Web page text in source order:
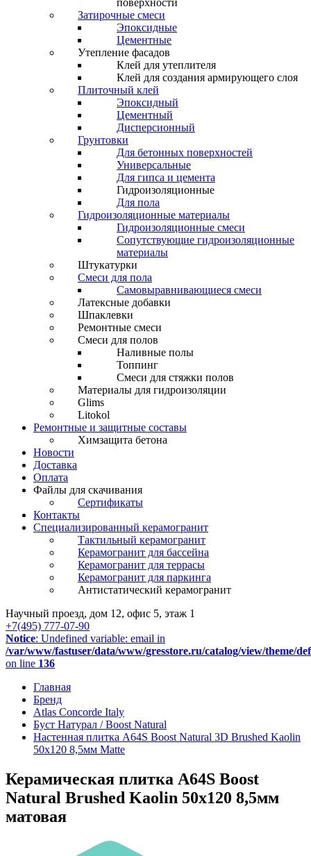
поверхности
Затирочные смеси
Эпоксидные
Цементные
Утепление фасадов
Клей для утеплителя
Клей для создания армирующего слоя
Плиточный клей
Эпоксидный
Цементный
Дисперсионный
Грунтовки
Для бетонных поверхностей
Универсальные
Для гипса и цемента
Гидроизоляционные
Для пола
Гидроизоляционные материалы
Гидроизоляционные смеси
Сопутствующие гидроизоляционные
материалы
Штукатурки
Смеси для пола
Самовыравнивающиеся смеси
Латексные добавки
Шпаклевки
Ремонтные смеси
Смеси для полов
Наливные полы
Топпинг
Смеси для стяжки полов
Материалы для гидроизоляции
Glims
Litokol
Ремонтные и защитные составы
Химзащита бетона
Новости
Доставка
Оплата
Файлы для скачивания
Сертификаты
Контакты
Специализированный керамогранит
Тактильный керамогранит
Керамогранит для бассейна
Керамогранит для террасы
Керамогранит для паркинга
Антистатический керамогранит
Научный проезд, дом 12, офис 5, этаж 1
+7(495) 777-07-90
Notice: Undefined variable: email in
/var/www/fastuser/data/www/gresstore.ru/catalog/view/theme/
on line 136
Главная
Бренд
Atlas Concorde Italy
Буст Натурал / Boost Natural
Настенная плитка A64S Boost Natural 3D Brushed Kaolin
50x120 8,5мм Matte
Керамическая плитка A64S Boost
Natural Brushed Kaolin 50x120 8,5мм
матовая